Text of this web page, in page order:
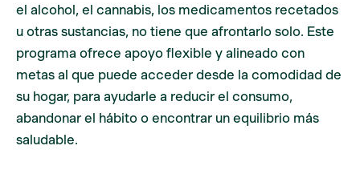
el alcohol, el cannabis, los medicamentos recetados
u otras sustancias, no tiene que afrontarlo solo. Este
programa ofrece apoyo flexible y alineado con
metas al que puede acceder desde la comodidad de
su hogar, para ayudarle a reducir el consumo,
abandonar el hábito o encontrar un equilibrio más
saludable.